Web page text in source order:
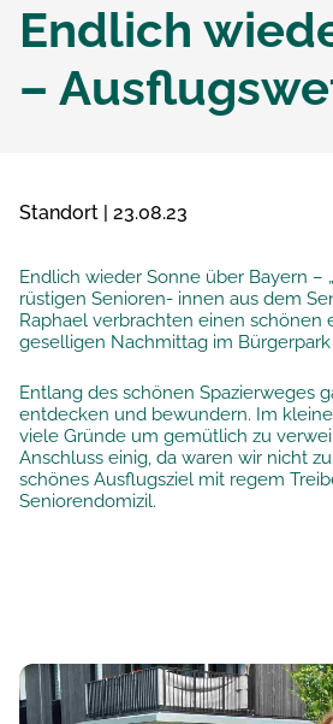
Endlich
–
Standort | 23.08.23
Endlich wieder Sonne über Bayern –
rüstigen Senioren- innen aus dem
Raphael verbrachten einen schönen
geselligen Nachmittag im
Entlang des schönen Spazierweges
entdecken und bewundern. Im
viele Gründe um gemütlich zu
Anschluss einig, da waren wir nicht
schönes Ausflugsziel mit regem
Seniorendomizil.